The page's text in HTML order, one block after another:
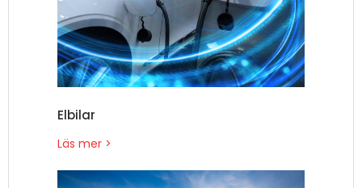
Elbilar
Läs mer >